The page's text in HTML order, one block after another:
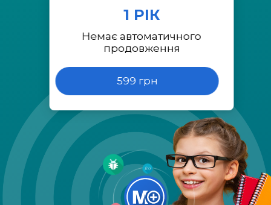
1 РІК
Немає автоматичного
продовження
599 грн